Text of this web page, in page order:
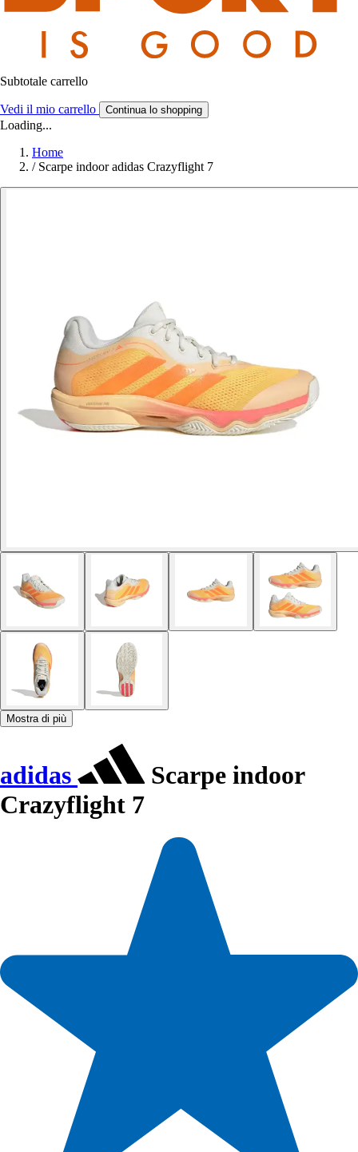
Subtotale carrello
Vedi il mio carrello Continua lo shopping
Loading...
Home
/ Scarpe indoor adidas Crazyflight 7
Mostra di più
adidas
Scarpe indoor
Crazyflight 7